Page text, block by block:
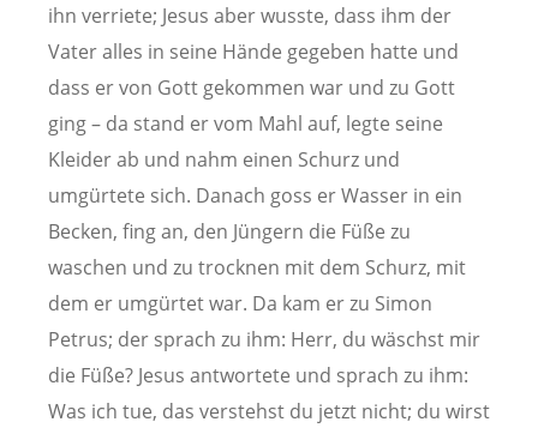
ihn verriete; Jesus aber wusste, dass ihm der
Vater alles in seine Hände gegeben hatte und
dass er von Gott gekommen war und zu Gott
ging – da stand er vom Mahl auf, legte seine
Kleider ab und nahm einen Schurz und
umgürtete sich. Danach goss er Wasser in ein
Becken, fing an, den Jüngern die Füße zu
waschen und zu trocknen mit dem Schurz, mit
dem er umgürtet war. Da kam er zu Simon
Petrus; der sprach zu ihm: Herr, du wäschst mir
die Füße? Jesus antwortete und sprach zu ihm:
Was ich tue, das verstehst du jetzt nicht; du wirst